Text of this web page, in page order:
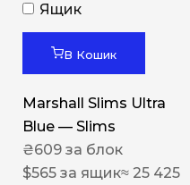
Ящик
В Кошик
Marshall Slims Ultra
Blue — Slims
₴609 за блок
$565 за ящик≈ 25 425